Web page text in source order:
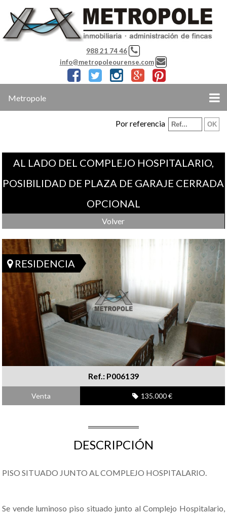
988 21 74 46
info@metropoleourense.com
Metropole
Por referencia
AL LADO DEL COMPLEJO HOSPITALARIO,
POSIBILIDAD DE PLAZA DE GARAJE CERRADA
OPCIONAL
Volver
RESIDENCIA
Ref.: P006139
Venta 135.000 €
DESCRIPCIÓN
PISO SITUADO JUNTO AL COMPLEJO HOSPITALARIO.
Se vende luminoso piso situado junto al Complejo Hospitalario,